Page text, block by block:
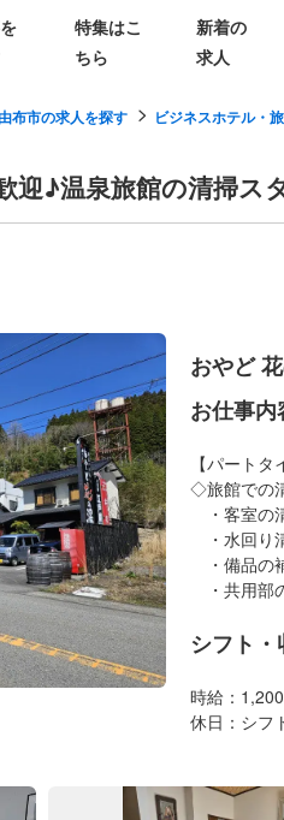
特集はこ
ちら
新着の
求人
由布市の求人を探す ビジネスホテル・
迎♪温泉旅館の清掃ス
おやど
お仕事内
【パートタ
◇旅館での
・客室の
・水回り
・備品の
・共用部
シフト
時給：
休日：シフ